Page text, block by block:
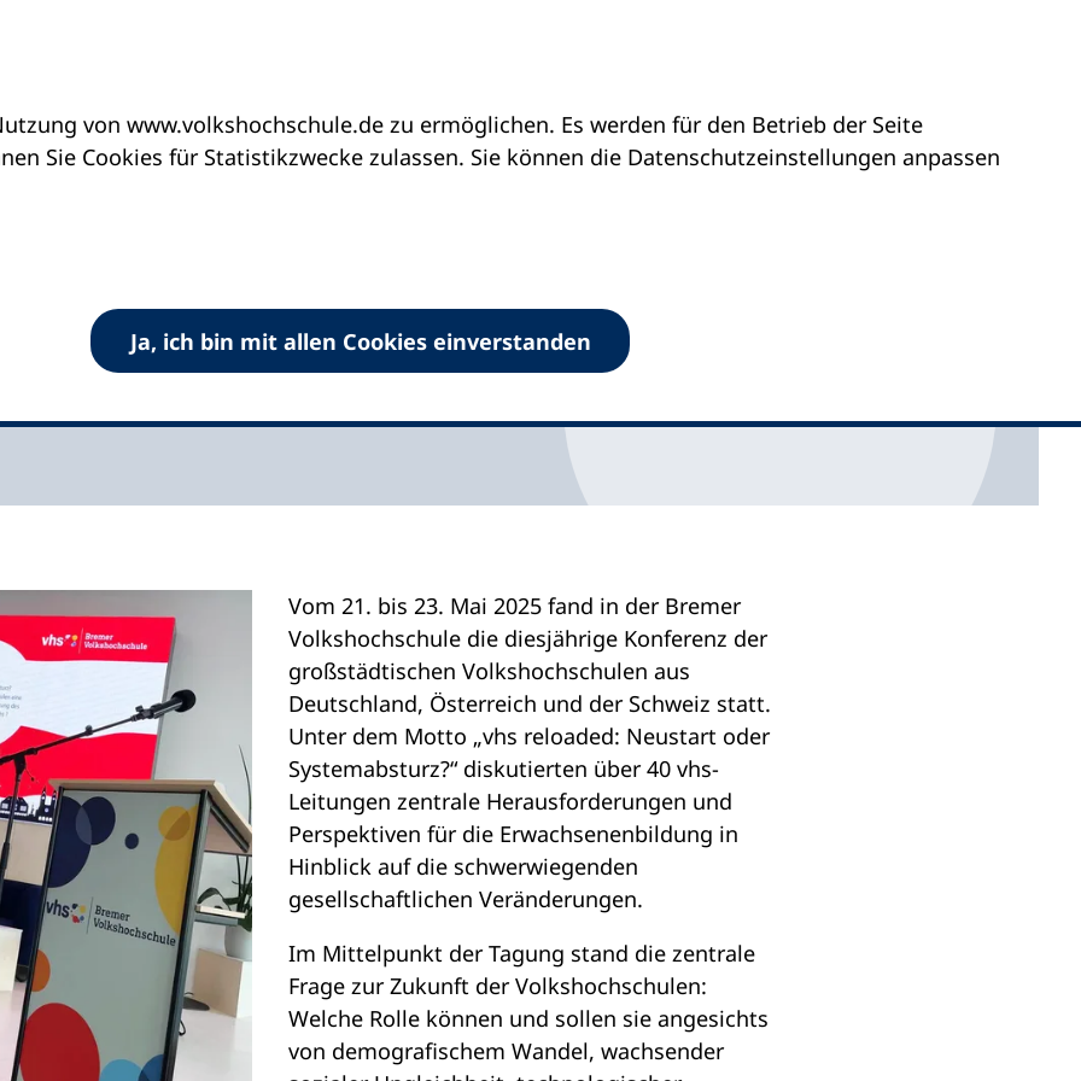
von www.volkshochschule.de zu ermöglichen. Es werden für den Betrieb der Seite
Sie Cookies für Statistikzwecke zulassen. Sie können die Datenschutz­einstellungen anpassen
Ja, ich bin mit allen Cookies einverstanden
im gesellschaftlichen Wandel und die Rolle der vhs
Rolle der vhs
Vom 21. bis 23. Mai 2025 fand in der Bremer
Volkshochschule die diesjährige Konferenz der
großstädtischen Volkshochschulen aus
Deutschland, Österreich und der Schweiz statt.
Unter dem Motto „vhs reloaded: Neustart oder
Systemabsturz?“ diskutierten über 40 vhs-
Leitungen zentrale Herausforderungen und
Perspektiven für die Erwachsenenbildung in
Hinblick auf die schwerwiegenden
gesellschaftlichen Veränderungen.
Im Mittelpunkt der Tagung stand die zentrale
Frage zur Zukunft der Volkshochschulen:
Welche Rolle können und sollen sie angesichts
von demografischem Wandel, wachsender